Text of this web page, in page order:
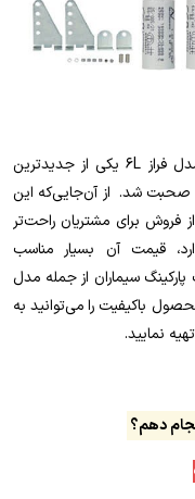
در این مطلب در مورد جک پارکینگ سیماران مدل فراز 6L یکی از جدیدترین
صحبت شد. از آن‌جایی‌که این
برای مشتریان راحت‌تر
قیمت آن بسیار مناسب
سیماران از جمله مدل
باکیفیت را می‌توانید به
دهم؟